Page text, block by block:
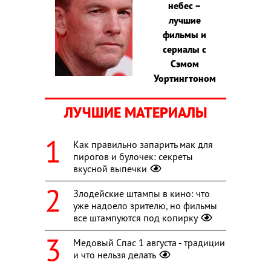
небес –
лучшие
фильмы и
сериалы с
Сэмом
Уортингтоном
ЛУЧШИЕ МАТЕРИАЛЫ
Как правильно запарить мак для
пирогов и булочек: секреты
вкусной выпечки
Злодейские штампы в кино: что
уже надоело зрителю, но фильмы
все штампуются под копирку
Медовый Спас 1 августа - традиции
и что нельзя делать